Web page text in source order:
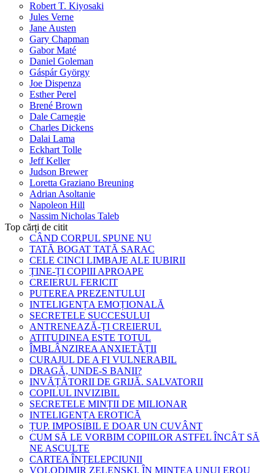
Robert T. Kiyosaki
Jules Verne
Jane Austen
Gary Chapman
Gabor Maté
Daniel Goleman
Gáspár György
Joe Dispenza
Esther Perel
Brené Brown
Dale Carnegie
Charles Dickens
Dalai Lama
Eckhart Tolle
Jeff Keller
Judson Brewer
Loretta Graziano Breuning
Adrian Asoltanie
Napoleon Hill
Nassim Nicholas Taleb
Top cărți de citit
CÂND CORPUL SPUNE NU
TATĂ BOGAT TATĂ SARAC
CELE CINCI LIMBAJE ALE IUBIRII
ȚINE-ȚI COPIII APROAPE
CREIERUL FERICIT
PUTEREA PREZENTULUI
INTELIGENȚA EMOȚIONALĂ
SECRETELE SUCCESULUI
ANTRENEAZĂ-ȚI CREIERUL
ATITUDINEA ESTE TOTUL
ÎMBLÂNZIREA ANXIETĂȚII
CURAJUL DE A FI VULNERABIL
DRAGĂ, UNDE-S BANII?
INVĂȚĂTORII DE GRIJĂ. SALVATORII
COPILUL INVIZIBIL
SECRETELE MINȚII DE MILIONAR
INTELIGENȚA EROTICĂ
ȚUP. IMPOSIBIL E DOAR UN CUVÂNT
CUM SĂ LE VORBIM COPIILOR ASTFEL ÎNCÂT SĂ
NE ASCULTE
CARTEA ÎNȚELEPCIUNII
VOLODIMIR ZELENSKI. ÎN MINTEA UNUI EROU